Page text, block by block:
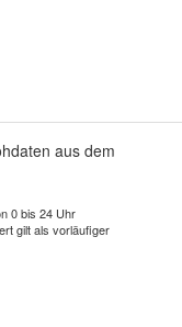
aus dem
0 bis 24 Uhr
gilt als vorläufiger